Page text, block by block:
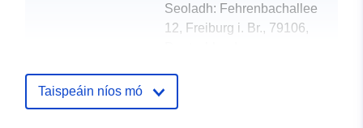
Seoladh: Fehrenbachallee
12, Freiburg i. Br., 79106,
http://www.freiburg.de/gdm
Taispeáin níos mó